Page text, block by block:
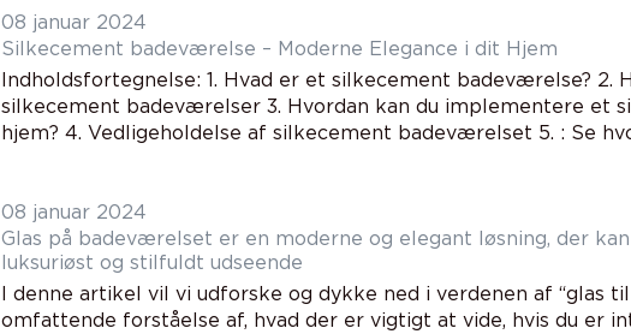
08 januar 2024
Silkecement badeværelse – Moderne Elegance i dit Hjem
Indholdsfortegnelse: 1. Hvad er et silkecement badeværelse? 2.
silkecement badeværelser 3. Hvordan kan du implementere et
hjem? 4. Vedligeholdelse af silkecement badeværelset 5. : Se
08 januar 2024
Glas på badeværelset er en moderne og elegant løsning, der
luksuriøst og stilfuldt udseende
I denne artikel vil vi udforske og dykke ned i verdenen af “glas
omfattende forståelse af, hvad der er vigtigt at vide, hvis du er